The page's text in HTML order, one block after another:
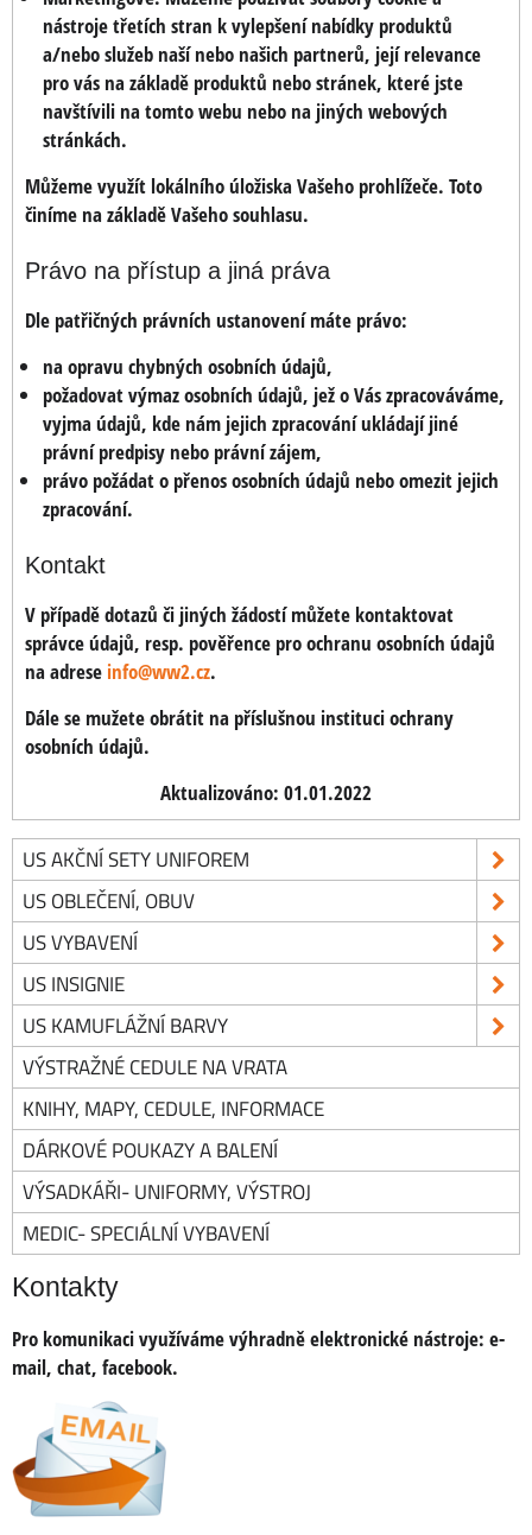
nástroje třetích stran k vylepšení nabídky produktů
a/nebo služeb naší nebo našich partnerů, její relevance
pro vás na základě produktů nebo stránek, které jste
navštívili na tomto webu nebo na jiných webových
stránkách.
Můžeme využít lokálního úložiska Vašeho prohlížeče. Toto
činíme na základě Vašeho souhlasu.
Právo na přístup a jiná práva
Dle patřičných právních ustanovení máte právo:
na opravu chybných osobních údajů,
požadovat výmaz osobních údajů, jež o Vás zpracováváme,
vyjma údajů, kde nám jejich zpracování ukládají jiné
právní predpisy nebo právní zájem,
právo požádat o přenos osobních údajů nebo omezit jejich
zpracování.
Kontakt
V případě dotazů či jiných žádostí můžete kontaktovat
správce údajů, resp. pověřence pro ochranu osobních údajů
na adrese info@ww2.cz.
Dále se mužete obrátit na příslušnou instituci ochrany
osobních údajů.
Aktualizováno: 01.01.2022
US AKČNÍ SETY UNIFOREM
US OBLEČENÍ, OBUV
US VYBAVENÍ
US INSIGNIE
US KAMUFLÁŽNÍ BARVY
VÝSTRAŽNÉ CEDULE NA VRATA
KNIHY, MAPY, CEDULE, INFORMACE
DÁRKOVÉ POUKAZY A BALENÍ
VÝSADKÁŘI- UNIFORMY, VÝSTROJ
MEDIC- SPECIÁLNÍ VYBAVENÍ
Kontakty
Pro komunikaci využíváme výhradně elektronické nástroje: e-
mail, chat, facebook.